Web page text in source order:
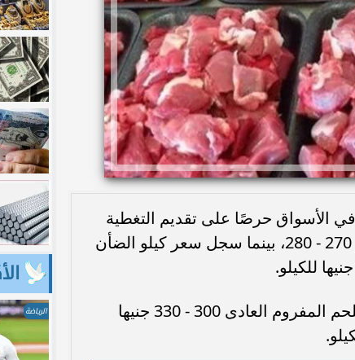
استقرت أسعار اللحوم اليوم الأربعاء 30 أغسطس 2023 في الأسواق حرصًا على تقديم التغطية
الخدمية الشاملة للمواطنين حيث سجلت اللحوم الكندوز 270 - 280، بينما سجل سعر كيلو الضأن
وسجل سعر الكبدة بين 300 - 340 جنيها الكيلو، وسجل اللحم المفروم العادى 300 - 330 جنيها
الرياضة